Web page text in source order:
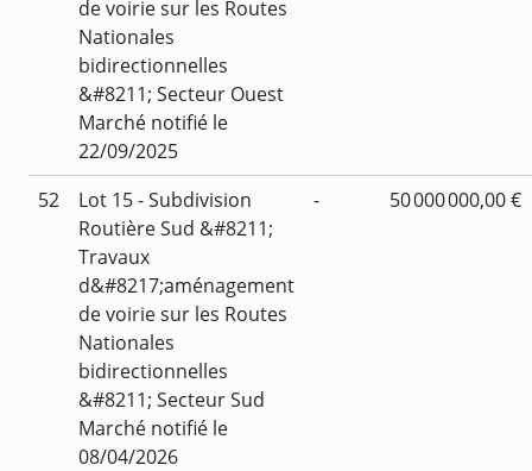
de voirie sur les Routes
Nationales
bidirectionnelles
&#8211; Secteur Ouest
Marché notifié le
22/09/2025
52
Lot 15 - Subdivision
Routière Sud &#8211;
Travaux
d&#8217;aménagement
de voirie sur les Routes
Nationales
bidirectionnelles
&#8211; Secteur Sud
Marché notifié le
08/04/2026
- 50 000 000,00 €